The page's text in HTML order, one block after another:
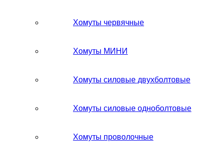
Хомуты червячные
Хомуты МИНИ
Хомуты силовые двухболтовые
Хомуты силовые одноболтовые
Хомуты проволочные